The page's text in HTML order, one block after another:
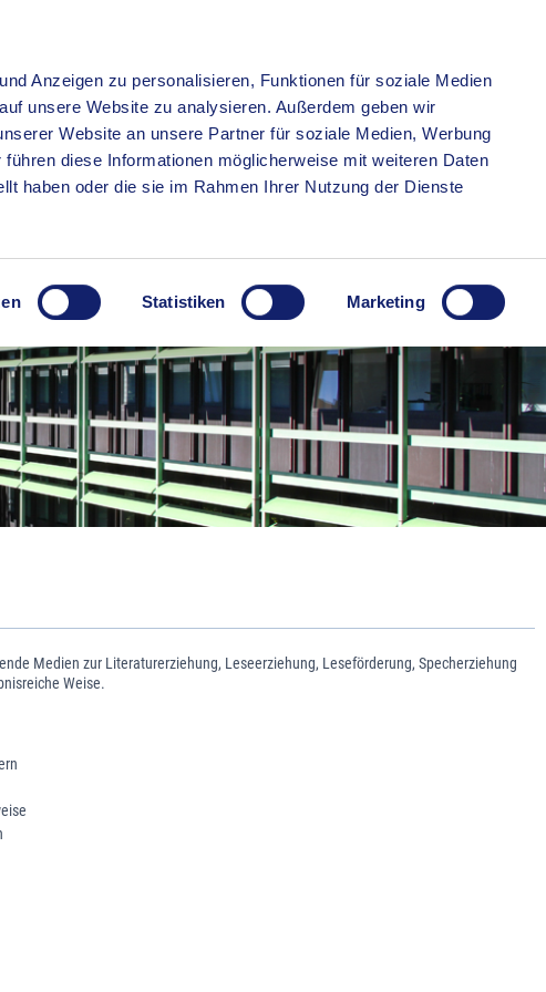
Anzeigen zu personalisieren, Funktionen für soziale Medien
unsere Website zu analysieren. Außerdem geben wir
Website an unsere Partner für soziale Medien, Werbung
diese Informationen möglicherweise mit weiteren Daten
haben oder die sie im Rahmen Ihrer Nutzung der Dienste
Statistiken Marketing
KREISHAUS WIRTSCHAFT BILDUNG
Medien zur Literaturerziehung, Leseerziehung, Leseförderung, Specherziehung
Weise.